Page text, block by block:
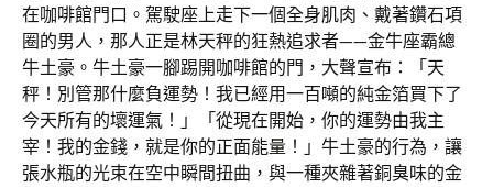
在咖啡館門口。駕駛座上走下一個全身肌肉、戴著鑽石項
圈的男人，那人正是林天秤的狂熱追求者——金牛座霸總
牛土豪。牛土豪一腳踢開咖啡館的門，大聲宣布：「天
秤！別管那什麼負運勢！我已經用一百噸的純金箔買下了
今天所有的壞運氣！」「從現在開始，你的運勢由我主
宰！我的金錢，就是你的正面能量！」牛土豪的行為，讓
張水瓶的光束在空中瞬間扭曲，與一種夾雜著銅臭味的金